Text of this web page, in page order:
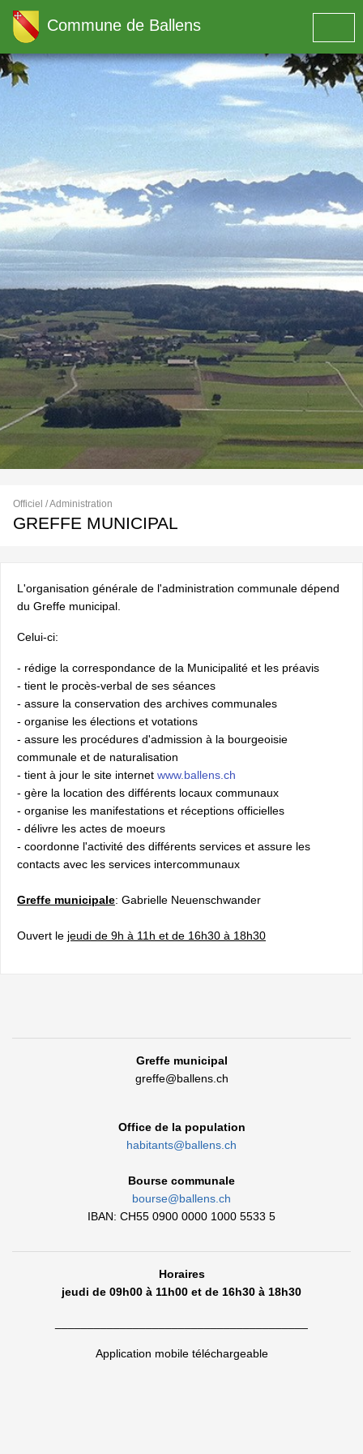
Commune de Ballens
Officiel / Administration
GREFFE MUNICIPAL
L'organisation générale de l'administration communale dépend
du Greffe municipal.
Celui-ci:
- rédige la correspondance de la Municipalité et les préavis
- tient le procès-verbal de ses séances
- assure la conservation des archives communales
- organise les élections et votations
- assure les procédures d'admission à la bourgeoisie
communale et de naturalisation
- tient à jour le site internet www.ballens.ch
- gère la location des différents locaux communaux
- organise les manifestations et réceptions officielles
- délivre les actes de moeurs
- coordonne l'activité des différents services et assure les
contacts avec les services intercommunaux
Greffe municipale: Gabrielle Neuenschwander
Ouvert le jeudi de 9h à 11h et de 16h30 à 18h30
Greffe municipal
greffe@ballens.ch
Office de la population
habitants@ballens.ch
Bourse communale
bourse@ballens.ch
IBAN: CH55 0900 0000 1000 5533 5
Horaires
jeudi de 09h00 à 11h00 et de 16h30 à 18h30
Application mobile téléchargeable